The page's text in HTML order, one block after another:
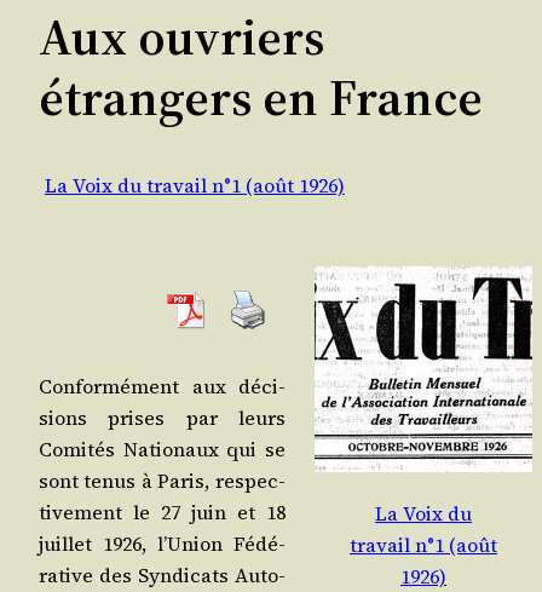
Aux ouvriers
étrangers en France
La Voix du travail n°1 (août 1926)
Confor­mé­ment aux déci­
sions prises par leurs
Comi­tés Natio­naux qui se
sont tenus à Paris, res­pec­
ti­ve­ment le 27 juin et 18
juillet 1926, l’U­nion Fédé­
ra­tive des Syn­di­cats Auto­
La Voix du
travail n°1 (août
1926)